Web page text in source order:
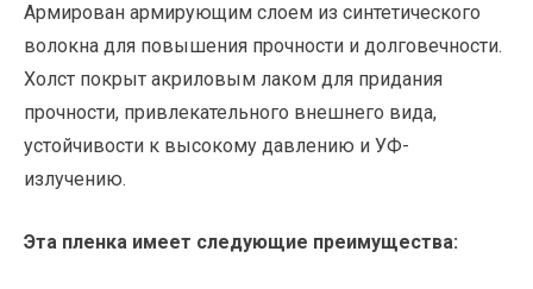
Армирован армирующим слоем из синтетического
волокна для повышения прочности и долговечности.
Холст покрыт акриловым лаком для придания
прочности, привлекательного внешнего вида,
устойчивости к высокому давлению и УФ-
излучению.
Эта пленка имеет следующие преимущества: